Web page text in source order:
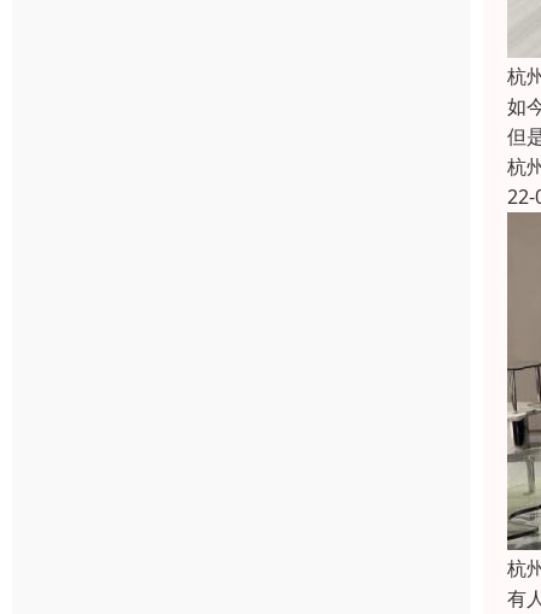
杭
如
但
杭
22-
杭
有